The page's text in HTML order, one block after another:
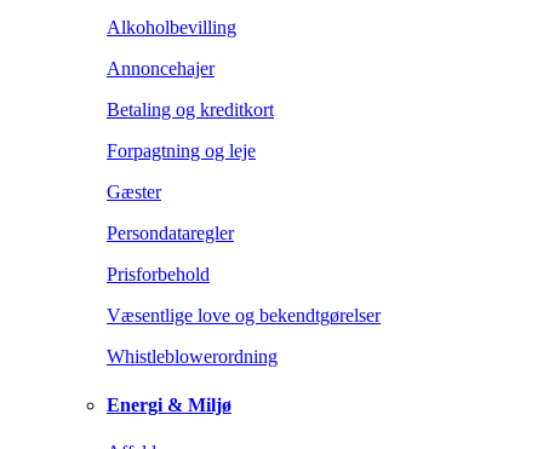
Alkoholbevilling
Annoncehajer
Betaling og kreditkort
Forpagtning og leje
Gæster
Persondataregler
Prisforbehold
Væsentlige love og bekendtgørelser
Whistleblowerordning
Energi & Miljø